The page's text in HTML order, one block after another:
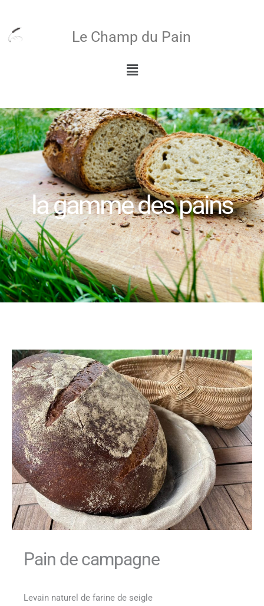
Le Champ du Pain
Menu
la gamme des pains
Pain de campagne
Levain naturel de farine de seigle